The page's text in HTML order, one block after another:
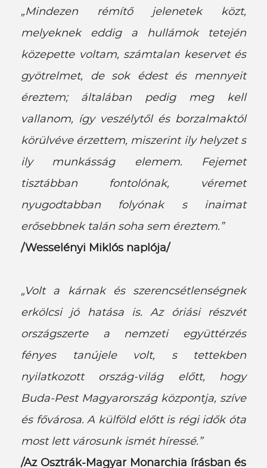
„Mindezen rémítő jelenetek közt,
melyeknek eddig a hullámok tetején
közepette voltam, számtalan keservet és
gyötrelmet, de sok édest és mennyeit
éreztem; általában pedig meg kell
vallanom, így veszélytől és borzalmaktól
körülvéve érzettem, miszerint ily helyzet s
ily munkásság elemem. Fejemet
tisztábban fontolónak, véremet
nyugodtabban folyónak s inaimat
erősebbnek talán soha sem éreztem.”
/Wesselényi Miklós naplója/
„Volt a kárnak és szerencsétlenségnek
erkölcsi jó hatása is. Az óriási részvét
országszerte a nemzeti együttérzés
fényes tanújele volt, s tettekben
nyilatkozott ország-világ előtt, hogy
Buda-Pest Magyarország központja, szíve
és fővárosa. A külföld előtt is régi idők óta
most lett városunk ismét híressé.”
/Az Osztrák-Magyar Monarchia írásban és